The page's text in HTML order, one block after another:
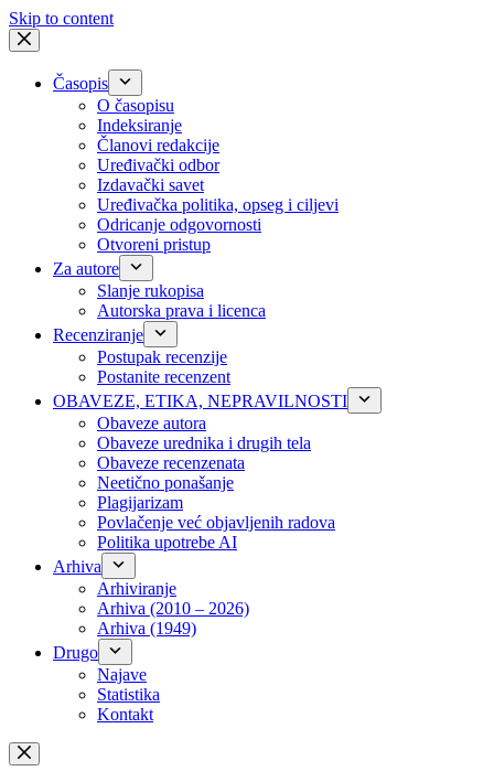
Skip to content
Časopis
O časopisu
Indeksiranje
Članovi redakcije
Uređivački odbor
Izdavački savet
Uređivačka politika, opseg i ciljevi
Odricanje odgovornosti
Otvoreni pristup
Za autore
Slanje rukopisa
Autorska prava i licenca
Recenziranje
Postupak recenzije
Postanite recenzent
OBAVEZE, ETIKA, NEPRAVILNOSTI
Obaveze autora
Obaveze urednika i drugih tela
Obaveze recenzenata
Neetično ponašanje
Plagijarizam
Povlačenje već objavljenih radova
Politika upotrebe AI
Arhiva
Arhiviranje
Arhiva (2010 – 2026)
Arhiva (1949)
Drugo
Najave
Statistika
Kontakt